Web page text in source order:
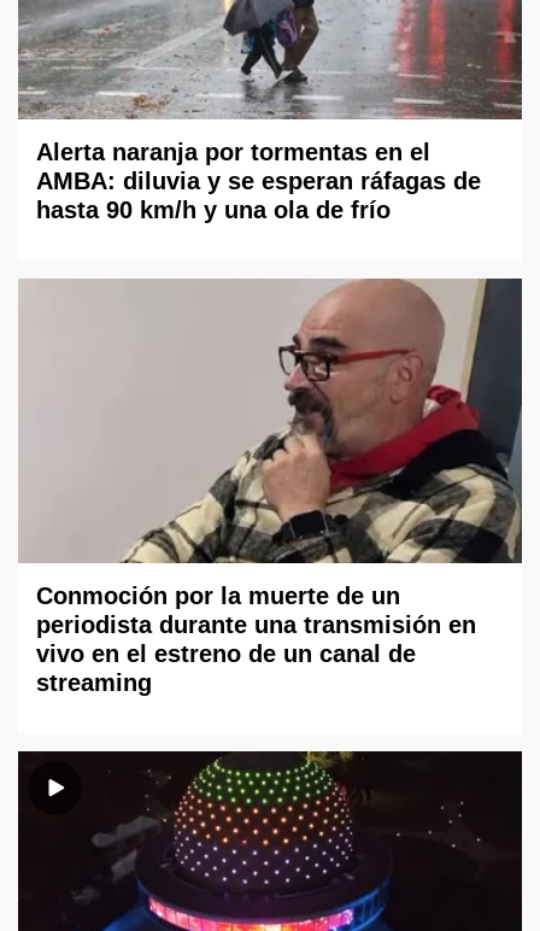
Alerta naranja por tormentas en el
AMBA: diluvia y se esperan ráfagas de
hasta 90 km/h y una ola de frío
Conmoción por la muerte de un
periodista durante una transmisión en
vivo en el estreno de un canal de
streaming